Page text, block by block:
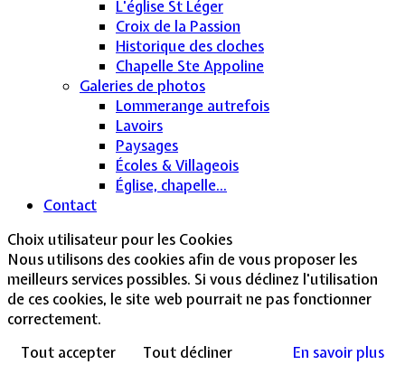
L'église St Léger
Croix de la Passion
Historique des cloches
Chapelle Ste Appoline
Galeries de photos
Lommerange autrefois
Lavoirs
Paysages
Écoles & Villageois
Église, chapelle...
Contact
Choix utilisateur pour les Cookies
Nous utilisons des cookies afin de vous proposer les
meilleurs services possibles. Si vous déclinez l'utilisation
de ces cookies, le site web pourrait ne pas fonctionner
correctement.
Tout accepter
Tout décliner
En savoir plus